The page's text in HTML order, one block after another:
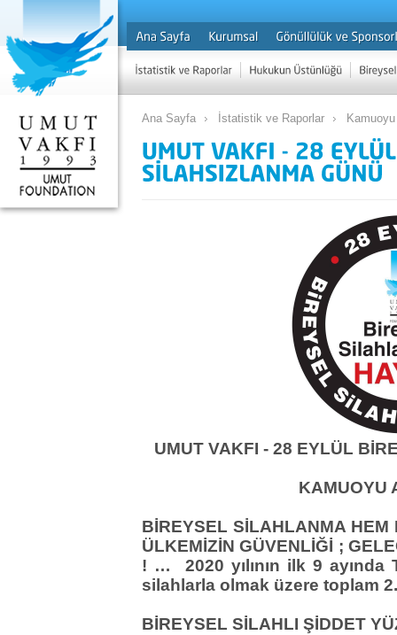
Ana Sayfa İstatistik ve Raporlar Kamuoyu
UMUT VAKFI - 28 EYLÜL
KAMUOYU
BİREYSEL SİLAHLANMA HEM
ÜLKEMİZİN GÜVENLİĞİ ;
! …
2020 yılının ilk 9
silahlarla olmak üzere toplam
BİREYSEL SİLAHLI ŞİDDET